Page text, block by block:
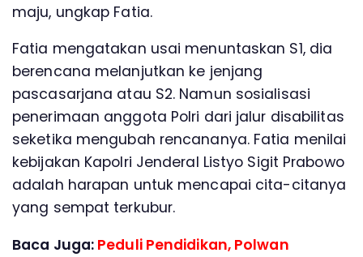
maju, ungkap Fatia.
Fatia mengatakan usai menuntaskan S1, dia
berencana melanjutkan ke jenjang
pascasarjana atau S2. Namun sosialisasi
penerimaan anggota Polri dari jalur disabilitas
seketika mengubah rencananya. Fatia menilai
kebijakan Kapolri Jenderal Listyo Sigit Prabowo
adalah harapan untuk mencapai cita-citanya
yang sempat terkubur.
Baca Juga: Peduli Pendidikan, Polwan